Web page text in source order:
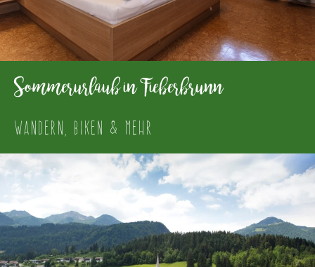
Sommerurlaub in Fieberbrunn
WANDERN, BIKEN & MEHR